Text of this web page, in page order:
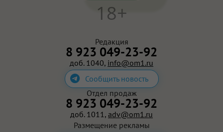
Редакция
8 923 049-23-92
доб. 1040, info@om1.ru
Сообщить новость
18+
Отдел продаж
8 923 049-23-92
доб. 1011, adv@om1.ru
Размещение рекламы